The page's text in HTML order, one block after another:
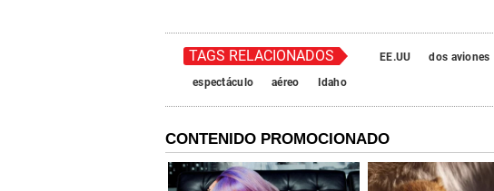
TAGS RELACIONADOS EE.UU dos aviones
espectáculo
aéreo Idaho